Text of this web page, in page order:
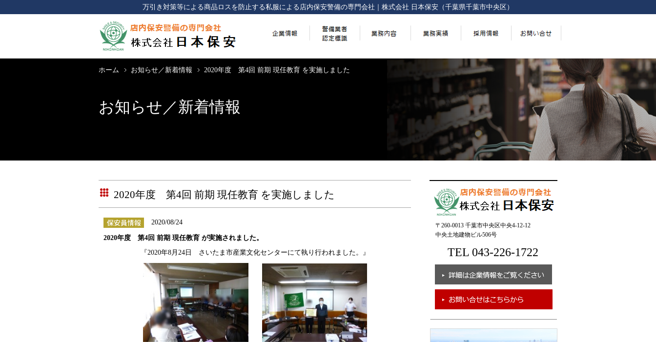
万引き対策等による商品ロスを防止する私服による店内保安警備の専門会社 株式会社 日本保安（千葉県千葉市中央区）
ホーム お知らせ／新着情報 2020年度 第4回 前期 現任教育 を実施しました
お知らせ／新着情報
2020年度 第4回 前期 現任教育 を実施しました
2020/08/24
2020年度 第4回 前期 現任教育 が実施されました。
『2020年8月24日 さいたま市産業文化センターにて執り行われました。』
〒260-0013 千葉市中央区中央4-12-12
中央土地建物ビル506号
TEL 043-226-1722